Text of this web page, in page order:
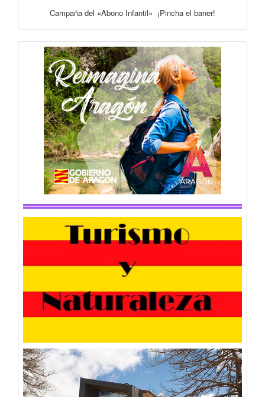
Campaña del «Abono Infantil» ¡Pincha el baner!